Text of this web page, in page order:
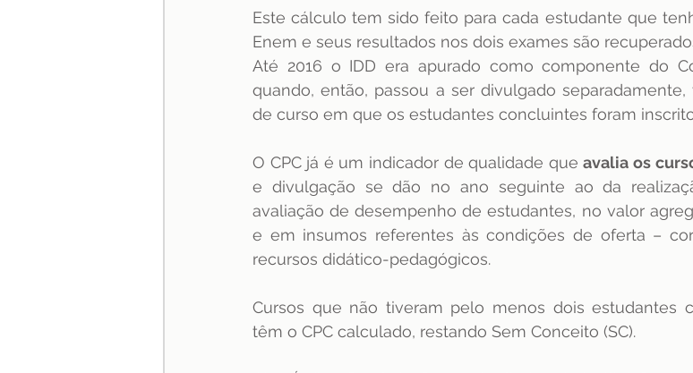
Este cálculo tem sido feito para cada estudante que
Enem e seus resultados nos dois exames são
Até 2016 o IDD era apurado como componente do
quando, então, passou a ser divulgado
de curso em que os estudantes concluintes foram
O CPC já é um indicador de qualidade que avalia os
e divulgação se dão no ano seguinte ao da
avaliação de desempenho de estudantes, no valor
e em insumos referentes às condições de oferta –
recursos didático-pedagógicos.
Cursos que não tiveram pelo menos dois estudantes
têm o CPC calculado, restando Sem Conceito (SC).